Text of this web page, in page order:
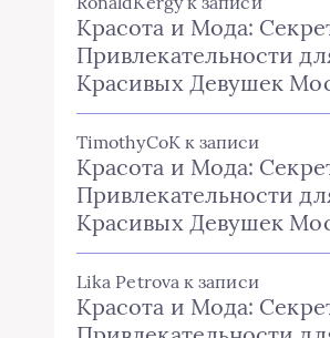
Красота и Мода:
Привлекательности
Красивых Девушек
TimothyCoK к записи
Красота и Мода:
Привлекательности
Красивых Девушек
Lika Petrova к записи
Красота и Мода: